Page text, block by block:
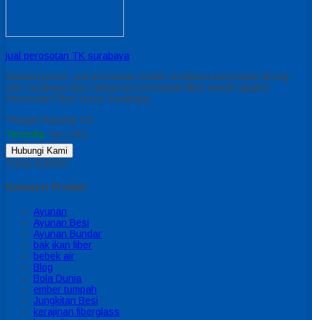
jual perosotan TK surabaya
Related posts: jual perosotan kodok surabaya perosotan lorong
mini surabaya dan sekitarnya perosotan fiber murah jakarta
Perosotan Fiber Lurus Surabaya
*Harga Hubungi CS
Tersedia / prs 019
Hubungi Kami
Tutup Sidebar
Kategori Produk
Ayunan
Ayunan Besi
Ayunan Bundar
bak ikan fiber
bebek air
Blog
Bola Dunia
ember tumpah
Jungkitan Besi
kerajinan fiberglass